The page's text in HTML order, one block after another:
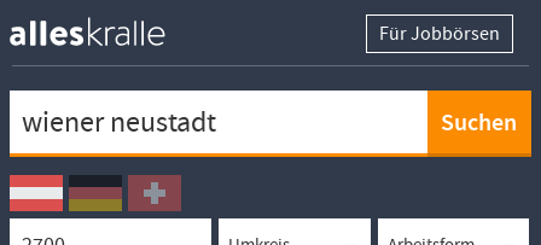
Für Jobbörsen
Ortssuche
Umkreissuche
Arbeitsform